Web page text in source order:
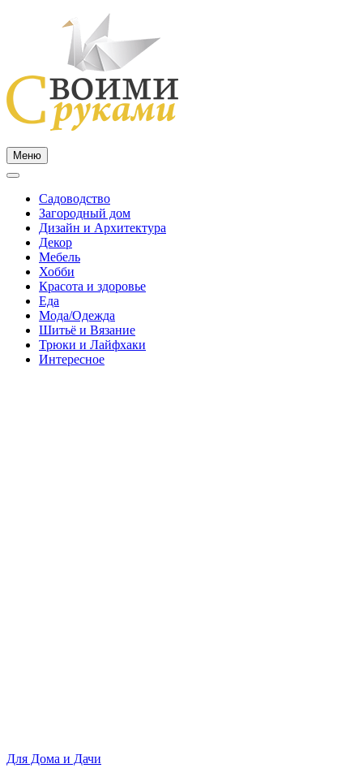
Меню
Садоводство
Загородный дом
Дизайн и Архитектура
Декор
Мебель
Хобби
Красота и здоровье
Еда
Мода/Одежда
Шитьё и Вязание
Трюки и Лайфхаки
Интересное
Для Дома и Дачи